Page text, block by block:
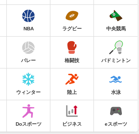
NBA ラグビー 中央競馬
バレー 格闘技 バドミントン
ウィンター 陸上 水泳
Doスポーツ ビジネス eスポーツ